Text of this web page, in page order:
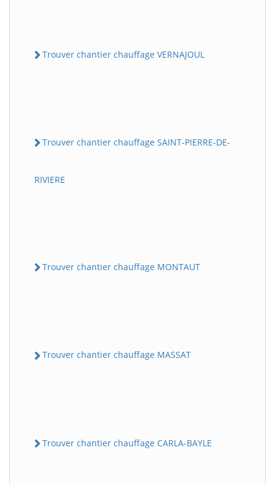
Trouver chantier chauffage VERNAJOUL
Trouver chantier chauffage SAINT-PIERRE-DE-
RIVIERE
Trouver chantier chauffage MONTAUT
Trouver chantier chauffage MASSAT
Trouver chantier chauffage CARLA-BAYLE